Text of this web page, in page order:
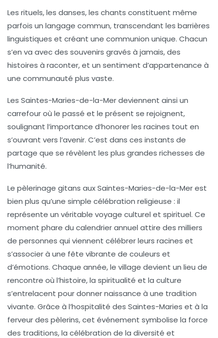
Les rituels, les danses, les chants constituent même
parfois un langage commun, transcendant les barrières
linguistiques et créant une communion unique. Chacun
s’en va avec des souvenirs gravés à jamais, des
histoires à raconter, et un sentiment d’appartenance à
une communauté plus vaste.
Les Saintes-Maries-de-la-Merdeviennent ainsi un
carrefour où le passé et le présent se rejoignent,
soulignant l’importance d’honorer les racines tout en
s’ouvrant vers l’avenir. C’est dans ces instants de
partage que se révèlent les plus grandes richesses de
l’humanité.
Le pèlerinage gitans auxSaintes-Maries-de-la-Merest
bien plus qu’une simple célébration religieuse : il
représente un véritable voyage culturel et spirituel. Ce
moment phare du calendrier annuel attire des milliers
de personnes qui viennent célébrer leurs racines et
s’associer à une fête vibrante de couleurs et
d’émotions. Chaque année, le village devient un lieu de
rencontre où l’histoire, la spiritualité et la culture
s’entrelacent pour donner naissance à une tradition
vivante. Grâce à l’hospitalité des Saintes-Maries et à la
ferveur des pèlerins, cet événement symbolise la force
des traditions, la célébration de la diversité et